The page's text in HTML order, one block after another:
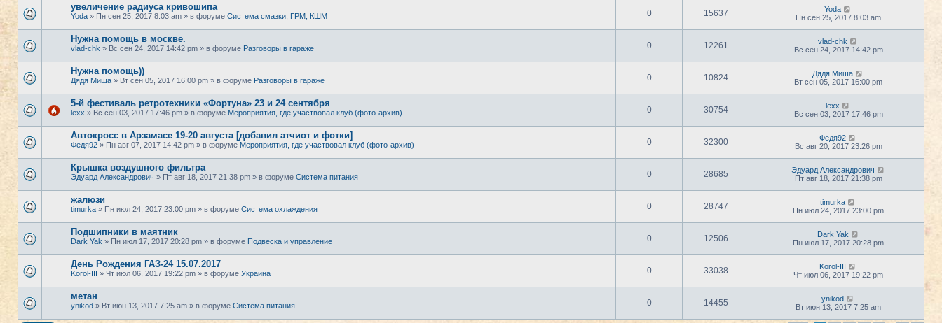
увеличение радиуса кривошипа
Yoda » Пн сен 25, 2017 8:03 am » в форуме Система смазки, ГРМ, КШМ 0 15637
Yoda
Пн сен 25, 2017 8:03 am
Нужна помощь в москве.
vlad-chk » Вс сен 24, 2017 14:42 pm » в форуме Разговоры в гараже 0 12261
vlad-chk
Вс сен 24, 2017 14:42 pm
Нужна помощь))
Дядя Миша » Вт сен 05, 2017 16:00 pm » в форуме Разговоры в гараже 0 10824
Дядя Миша
Вт сен 05, 2017 16:00 pm
5-й фестиваль ретротехники «Фортуна» 23 и 24 сентября
lexx » Вс сен 03, 2017 17:46 pm » в форуме Мероприятия, где участвовал клуб (фото-архив) 0 30754
lexx
Вс сен 03, 2017 17:46 pm
Автокросс в Арзамасе 19-20 августа [добавил атчиот и фотки]
Федя92 » Пн авг 07, 2017 14:42 pm » в форуме Мероприятия, где участвовал клуб (фото-архив) 0 32300
Федя92
Вс авг 20, 2017 23:26 pm
Крышка воздушного фильтра
Эдуард Александрович » Пт авг 18, 2017 21:38 pm » в форуме Система питания 0 28685
Эдуард Александрович
Пт авг 18, 2017 21:38 pm
жалюзи
timurka » Пн июл 24, 2017 23:00 pm » в форуме Система охлаждения 0 28747
timurka
Пн июл 24, 2017 23:00 pm
Подшипники в маятник
Dark Yak » Пн июл 17, 2017 20:28 pm » в форуме Подвеска и управление 0 12506
Dark Yak
Пн июл 17, 2017 20:28 pm
День Рождения ГАЗ-24 15.07.2017
Korol-III » Чт июл 06, 2017 19:22 pm » в форуме Украина 0 33038
Korol-III
Чт июл 06, 2017 19:22 pm
метан
ynikod » Вт июн 13, 2017 7:25 am » в форуме Система питания 0 14455
ynikod
Вт июн 13, 2017 7:25 am